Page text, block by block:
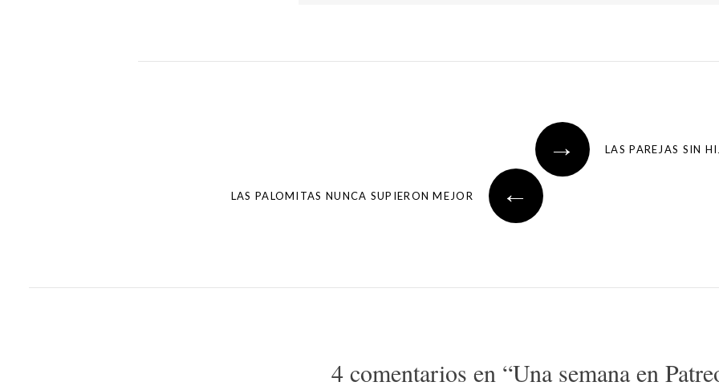
→ LAS PAREJAS SIN
←
LAS PALOMITAS NUNCA SUPIERON MEJOR
4 comentarios en “Una semana en